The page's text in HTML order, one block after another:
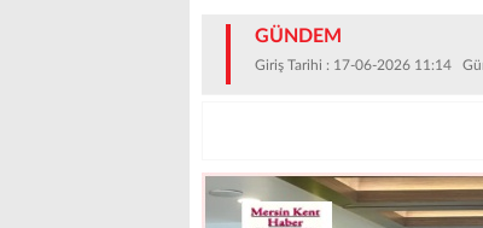
GÜNDEM
Giriş Tarihi : 17-06-2026 11:14